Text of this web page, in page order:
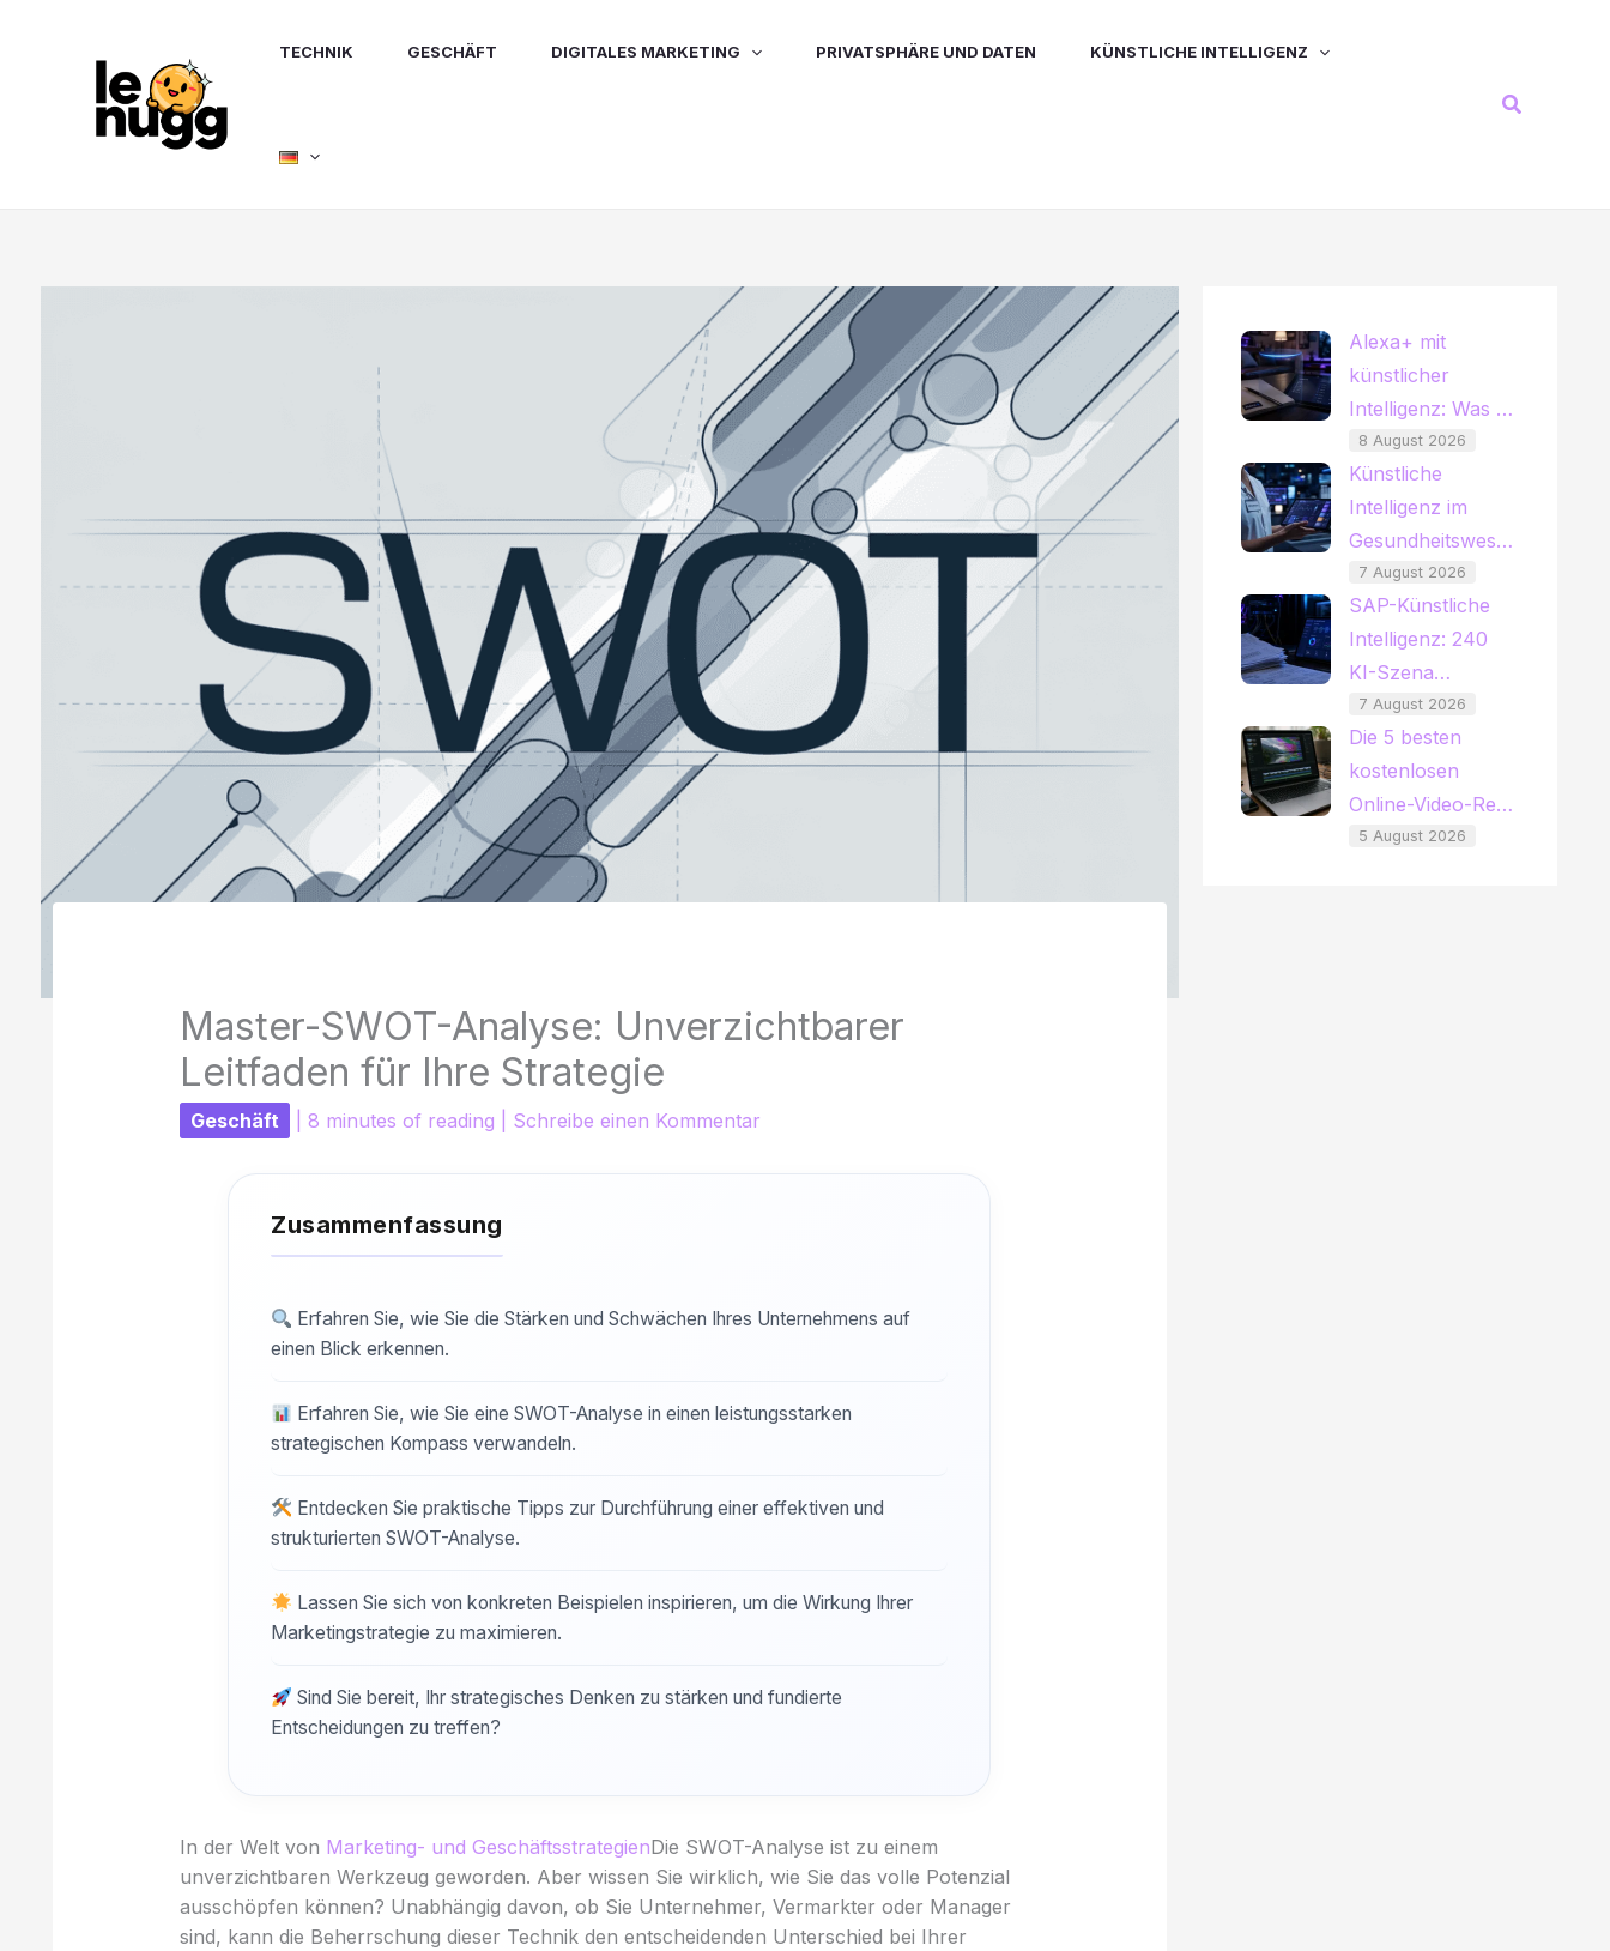
TECHNIK GESCHÄFT DIGITALES MARKETING PRIVATSPHÄRE UND DATEN KÜNSTLICHE INTELLIGENZ
Suchen
Master-SWOT-Analyse: Unverzichtbarer
Leitfaden für Ihre Strategie
Geschäft |8 minutes of reading Schreibe einen Kommentar
Erfahren Sie, wie Sie die Stärken und Schwächen Ihres Unternehmens auf
einen Blick erkennen.
Erfahren Sie, wie Sie eine SWOT-Analyse in einen leistungsstarken
strategischen Kompass verwandeln.
Entdecken Sie praktische Tipps zur Durchführung einer effektiven und
strukturierten SWOT-Analyse.
Lassen Sie sich von konkreten Beispielen inspirieren, um die Wirkung Ihrer
Marketingstrategie zu maximieren.
Sind Sie bereit, Ihr strategisches Denken zu stärken und fundierte
Entscheidungen zu treffen?
In der Welt von Marketing- und GeschäftsstrategienDie SWOT-Analyse ist zu einem
unverzichtbaren Werkzeug geworden. Aber wissen Sie wirklich, wie Sie das volle Potenzial
ausschöpfen können? Unabhängig davon, ob Sie Unternehmer, Vermarkter oder Manager
sind, kann die Beherrschung dieser Technik den entscheidenden Unterschied bei Ihrer
Alexa+ mit
künstlicher
Intelligenz: Was …
8 August 2026
Künstliche
Intelligenz im
Gesundheitswes…
7 August 2026
SAP-Künstliche
Intelligenz: 240
KI-Szena…
7 August 2026
Die 5 besten
kostenlosen
Online-Video-Re…
5 August 2026